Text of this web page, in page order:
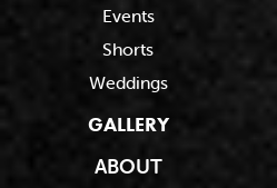
Events
Shorts
Weddings
GALLERY
ABOUT